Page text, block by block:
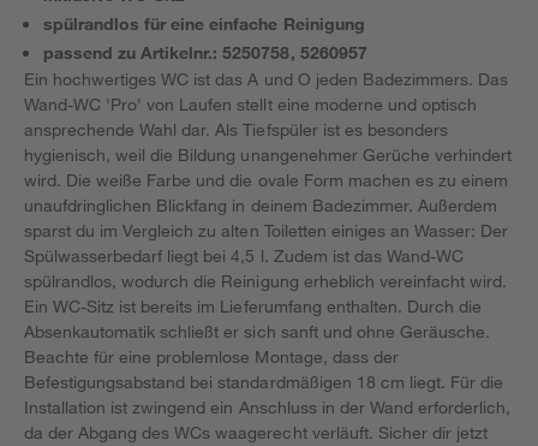
spülrandlos für eine einfache Reinigung
passend zu Artikelnr.: 5250758, 5260957
Ein hochwertiges WC ist das A und O jeden Badezimmers. Das
Wand-WC 'Pro' von Laufen stellt eine moderne und optisch
ansprechende Wahl dar. Als Tiefspüler ist es besonders
hygienisch, weil die Bildung unangenehmer Gerüche verhindert
wird. Die weiße Farbe und die ovale Form machen es zu einem
unaufdringlichen Blickfang in deinem Badezimmer. Außerdem
sparst du im Vergleich zu alten Toiletten einiges an Wasser: Der
Spülwasserbedarf liegt bei 4,5 l. Zudem ist das Wand-WC
spülrandlos, wodurch die Reinigung erheblich vereinfacht wird.
Ein WC-Sitz ist bereits im Lieferumfang enthalten. Durch die
Absenkautomatik schließt er sich sanft und ohne Geräusche.
Beachte für eine problemlose Montage, dass der
Befestigungsabstand bei standardmäßigen 18 cm liegt. Für die
Installation ist zwingend ein Anschluss in der Wand erforderlich,
da der Abgang des WCs waagerecht verläuft. Sicher dir jetzt